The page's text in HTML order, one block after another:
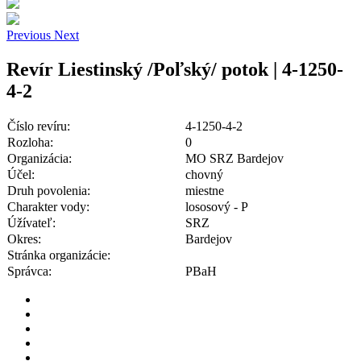
Previous Next
Revír Liestinský /Poľský/ potok | 4-1250-
4-2
Číslo revíru:
4-1250-4-2
Rozloha:
0
Organizácia:
MO SRZ Bardejov
Účel:
chovný
Druh povolenia:
miestne
Charakter vody:
lososový - P
Úžívateľ:
SRZ
Okres:
Bardejov
Stránka organizácie:
Správca:
PBaH